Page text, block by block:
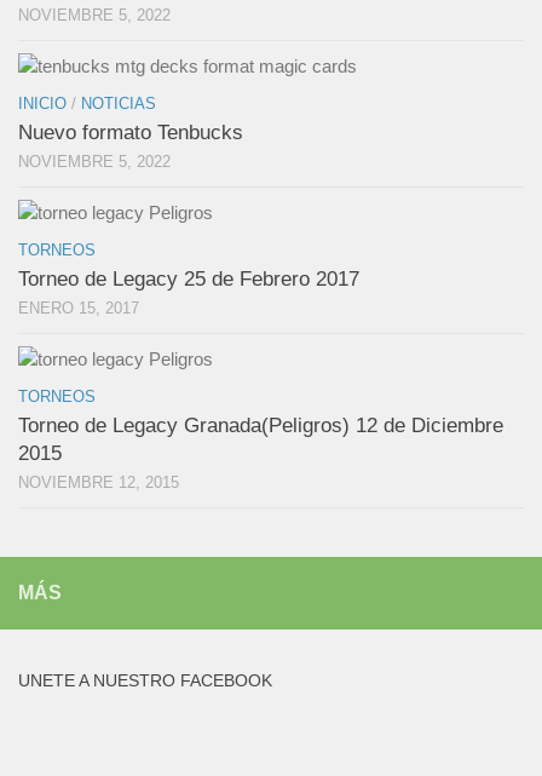
NOVIEMBRE 5, 2022
INICIO / NOTICIAS
Nuevo formato Tenbucks
NOVIEMBRE 5, 2022
TORNEOS
Torneo de Legacy 25 de Febrero 2017
ENERO 15, 2017
TORNEOS
Torneo de Legacy Granada(Peligros) 12 de Diciembre
2015
NOVIEMBRE 12, 2015
MÁS
UNETE A NUESTRO FACEBOOK